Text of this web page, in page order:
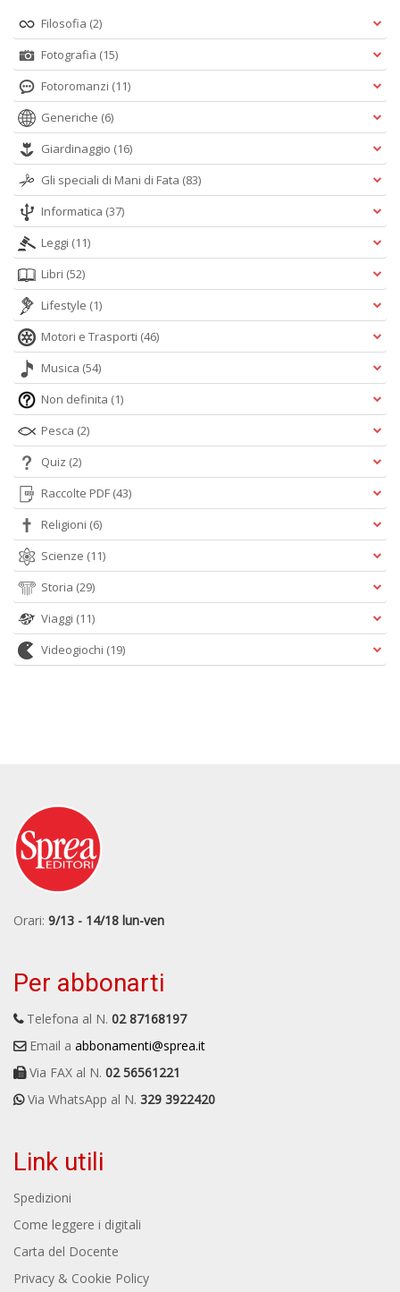
Filosofia (2)
Fotografia (15)
Fotoromanzi (11)
Generiche (6)
Giardinaggio (16)
Gli speciali di Mani di Fata (83)
Informatica (37)
Leggi (11)
Libri (52)
Lifestyle (1)
Motori e Trasporti (46)
Musica (54)
Non definita (1)
Pesca (2)
Quiz (2)
Raccolte PDF (43)
Religioni (6)
Scienze (11)
Storia (29)
Viaggi (11)
Videogiochi (19)
Orari: 9/13 - 14/18 lun-ven
Per abbonarti
Telefona al N. 02 87168197
Email a abbonamenti@sprea.it
Via FAX al N. 02 56561221
Via WhatsApp al N. 329 3922420
Link utili
Spedizioni
Come leggere i digitali
Carta del Docente
Privacy & Cookie Policy